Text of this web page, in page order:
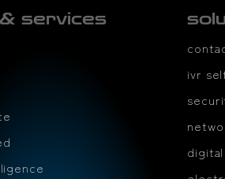
services
ivr